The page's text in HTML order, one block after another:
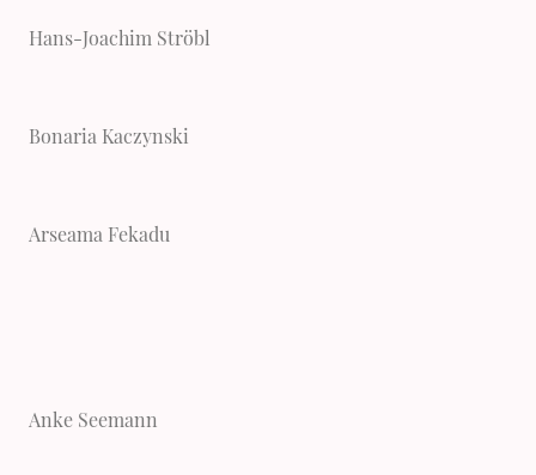
Hans-Joachim Ströbl
Bonaria Kaczynski
Arseama Fekadu
Anke Seemann